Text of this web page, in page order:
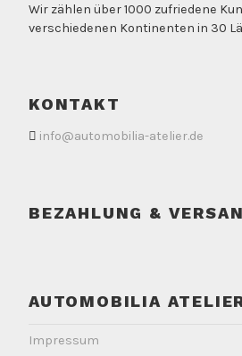
Wir zählen über 1000 zufriedene
verschiedenen Kontinenten in 30
KONTAKT
info@automobilia-atelier.de
BEZAHLUNG &
AUTOMOBILIA
Impressum